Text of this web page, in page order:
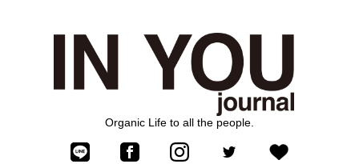
Organic Life to all the people.